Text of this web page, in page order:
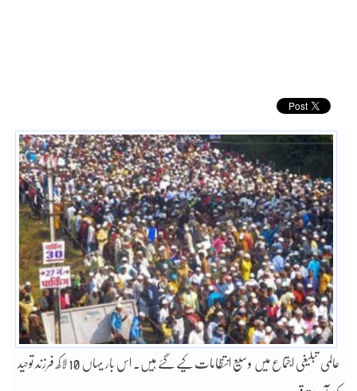
عالمی تبلیغی اجتماع میں وسیع انتظامات کیے گئے ہیں۔ اس بار یہاں 10 لاکھ فرزند توحید